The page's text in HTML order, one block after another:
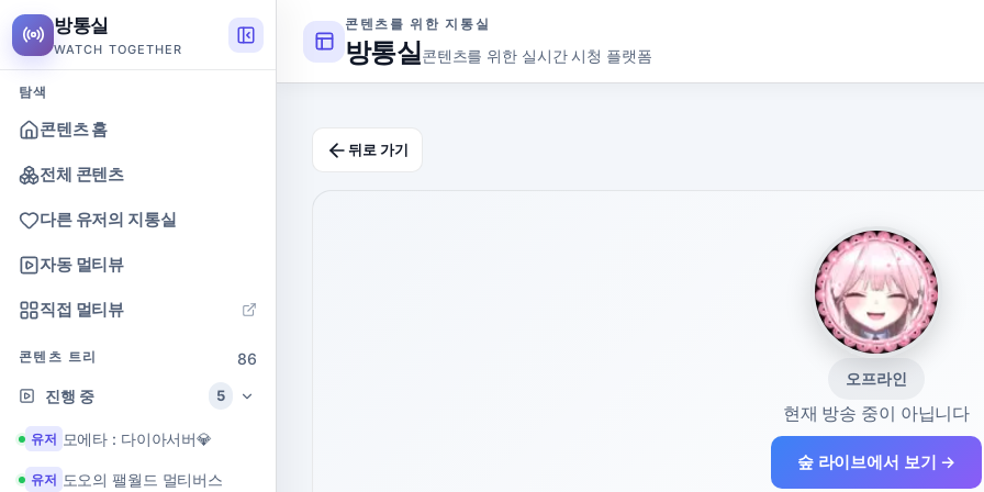
방통실
WATCH TOGETHER
탐색
콘텐츠 홈
전체 콘텐츠
다른 유저의 지통실
자동 멀티뷰
직접 멀티뷰
콘텐츠 트리
86
진행 중
5
유저 모에타 : 다이아서버💎
유저 도오의 팰월드 멀티버스
콘텐츠를 위한 지통실
방통실콘텐츠를 위한 실시간 시청 플랫폼
뒤로 가기
오프라인
현재 방송 중이 아닙니다
숲 라이브에서 보기 →